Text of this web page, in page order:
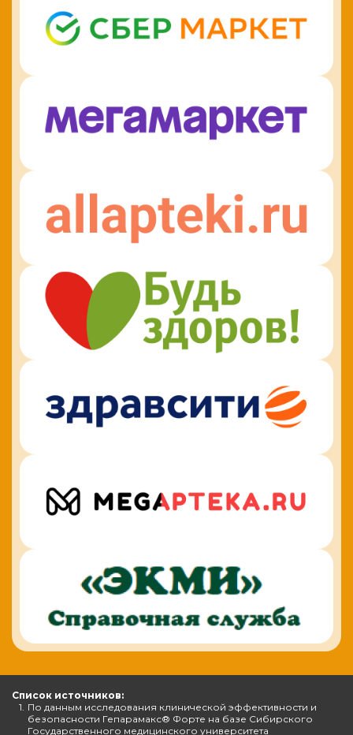
Список источников:
1. По данным исследования клинической эффективности и
безопасности Гепарамакс® Форте на базе Сибирского
Государственного медицинского университета